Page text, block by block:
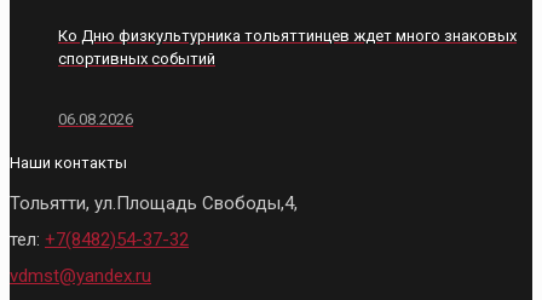
Ко Дню физкультурника тольяттинцев ждет много знаковых
спортивных событий
06.08.2026
Наши контакты
Тольятти, ул.Площадь Свободы,4,
тел: +7(8482)54-37-32
vdmst@yandex.ru